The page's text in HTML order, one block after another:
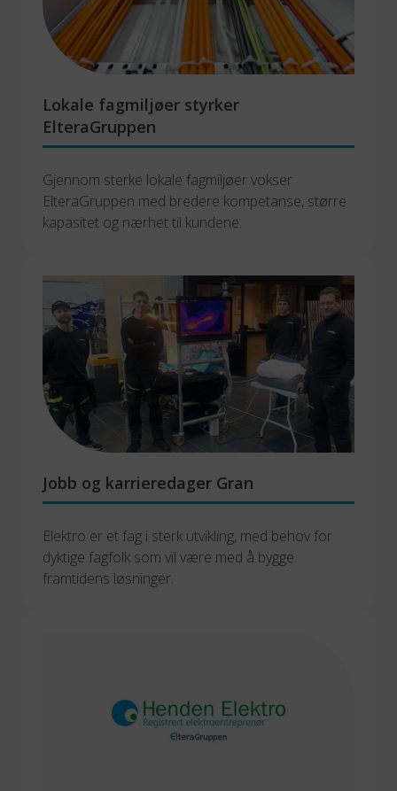
Lokale fagmiljøer styrker
ElteraGruppen
Gjennom sterke lokale fagmiljøer vokser
ElteraGruppen med bredere kompetanse, større
kapasitet og nærhet til kundene.
Jobb og karrieredager Gran
Elektro er et fag i sterk utvikling, med behov for
dyktige fagfolk som vil være med å bygge
framtidens løsninger.